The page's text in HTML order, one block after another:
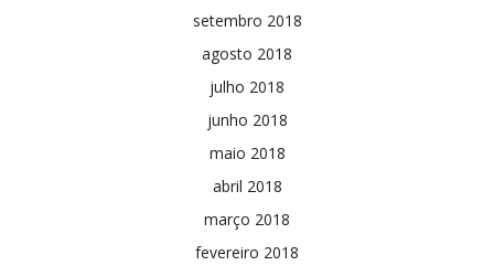
setembro 2018
agosto 2018
julho 2018
junho 2018
maio 2018
abril 2018
março 2018
fevereiro 2018